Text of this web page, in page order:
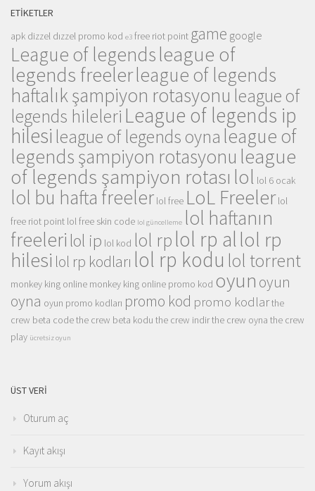
ETIKETLER
apk dizzel dızzel promo kod e3 free riot point game google
League of legendsleague of
legends freelerleague of legends
haftalık şampiyon rotasyonu league of
legends hileleri League of legends ip
hilesi league of legends oyna league of
legends şampiyon rotasyonu league
of legends şampiyon rotası lol lol 6 ocak
lol bu hafta freeler lol free LoL Freeler lol
free riot point lol free skin code lol güncelleme lol haftanın
freeleri lol ip lol kod lol rplol rp allol rp
hilesi lol rp kodları lol rp kodu lol torrent
monkey king online monkey king online promo kod oyun oyun
oyna oyun promo kodları promo kod promo kodlarthe
crew beta codethe crew beta kodu the crew indirthe crew oyna the crew
play ücretsiz oyun
ÜST VERI
Oturum aç
Kayıt akışı
Yorum akışı